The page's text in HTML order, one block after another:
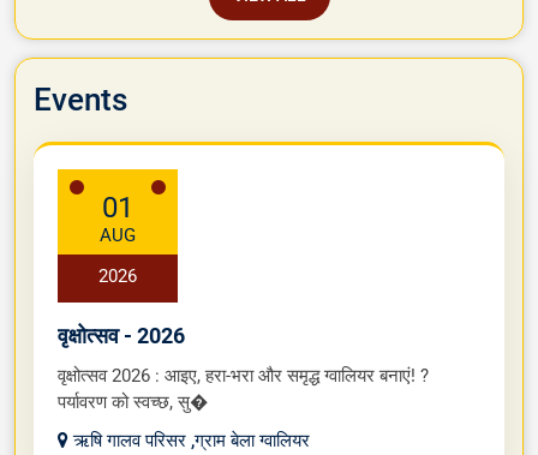
Events
01
AUG
2026
वृक्षोत्सव - 2026
वृक्षोत्सव 2026 : आइए, हरा-भरा और समृद्ध ग्वालियर बनाएं! ?
पर्यावरण को स्वच्छ, सु�
ऋषि गालव परिसर ,ग्राम बेला ग्वालियर